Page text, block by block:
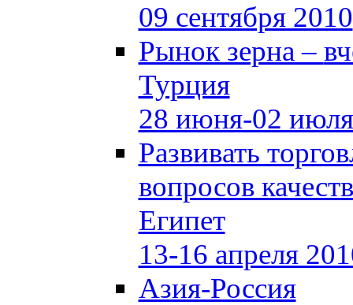
09 сентября 2010
Рынок зерна –
Турция
28 июня-02
Развивать
вопросов
Египет
13-16 апреля
Азия-Россия